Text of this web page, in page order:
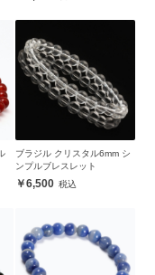
ブラジル クリスタル6mm シ
ンプルブレスレット
6,500